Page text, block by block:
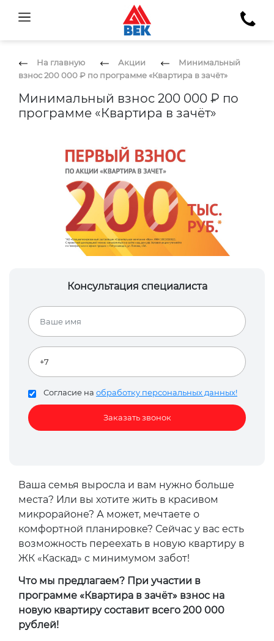
На главную Акции
Минимальный
взнос 200 000 ₽ по программе «Квартира в зачёт»
Минимальный взнос 200 000 ₽ по
программе «Квартира в зачёт»
Консультация специалиста
Согласие на обработку персональных данных!
Ваша семья выросла и вам нужно больше
места? Или вы хотите жить в красивом
микрорайоне? А может, мечтаете о
комфортной планировке? Сейчас у вас есть
возможность переехать в новую квартиру в
ЖК «Каскад» с минимумом забот!
Что мы предлагаем? При участии в
программе «Квартира в зачёт» взнос на
новую квартиру составит всего 200 000
рублей!